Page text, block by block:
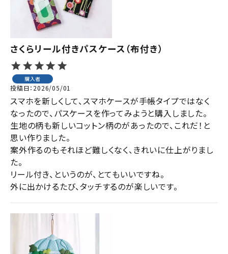
さくらリール付きパスケース（布付き）
購入者
投稿日 2026/05/01
スマホを新しくして、スマホケースが手帳タイプではなく
なったので、パスケースを作ってみようと購入しました。
生地の柄も新しいコットン柄のがあったので、これだ！と
思い作りました。
案外作るのもそれほど難しくなく、きれいに仕上がりまし
た。
リール付き、というのが、とてもいいですね。
外に出かけるたび、タッチするのが楽しいです。